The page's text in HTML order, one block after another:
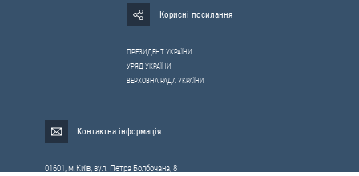
Корисні посилання
ПРЕЗИДЕНТ УКРАЇНИ
УРЯД УКРАЇНИ
ВЕРХОВНА РАДА УКРАЇНИ
Контактна інформація
01601, м.Київ, вул. Петра Болбочана, 8